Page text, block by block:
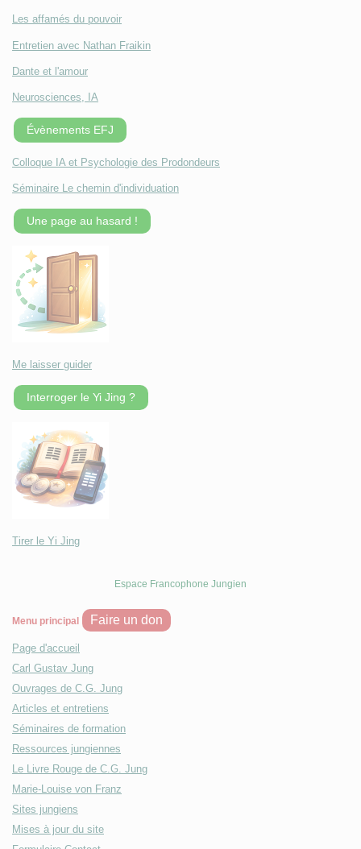
Les affamés du pouvoir
Entretien avec Nathan Fraikin
Dante et l'amour
Neurosciences, IA
Évènements EFJ
Colloque IA et Psychologie des Prodondeurs
Séminaire Le chemin d'individuation
Une page au hasard !
Me laisser guider
Interroger le Yi Jing ?
Tirer le Yi Jing
Espace Francophone Jungien
Menu principal Faire un don
Page d'accueil
Carl Gustav Jung
Ouvrages de C.G. Jung
Articles et entretiens
Séminaires de formation
Ressources jungiennes
Le Livre Rouge de C.G. Jung
Marie-Louise von Franz
Sites jungiens
Mises à jour du site